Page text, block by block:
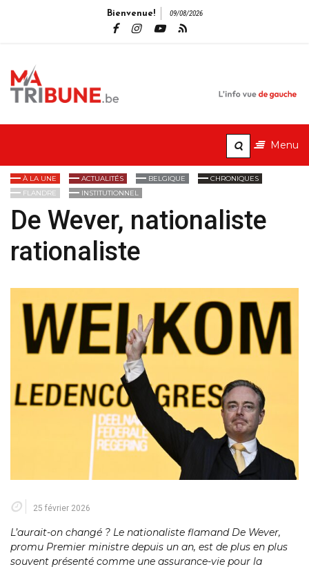
Bienvenue! 09/08/2026
Menu
À LA UNE ACTUALITÉS BELGIQUE
CHRONIQUES
FLANDRE
INSTITUTIONNEL
De Wever, nationaliste
rationaliste
25 février 2026
L’aurait-on changé ? Le nationaliste flamand De Wever,
promu Premier ministre depuis un an, est de plus en plus
souvent présenté comme une assurance-vie pour la